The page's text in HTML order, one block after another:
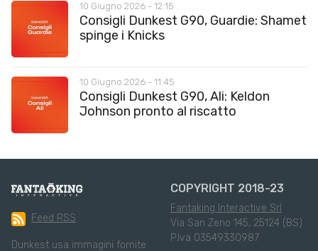
10 Giugno 2026 - 12:15
Consigli Dunkest G90, Guardie: Shamet
spinge i Knicks
10 Giugno 2026 - 11:45
Consigli Dunkest G90, Ali: Keldon
Johnson pronto al riscatto
Feed RSS
Dunkest usa immagini fornite
COPYRIGHT 2018-23
Fantaking Interactive Srl
Via San Zeno 145, 25124 (BS)
P.Iva 03549330987